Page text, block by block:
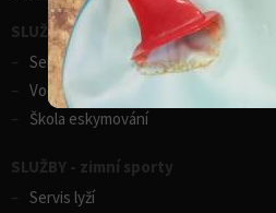
SLUŽBY - vodní sporty
Servis lodí a člunů
Vodácká půjčovna lodí
Škola eskymování
SLUŽBY - zimní sporty
Servis lyží